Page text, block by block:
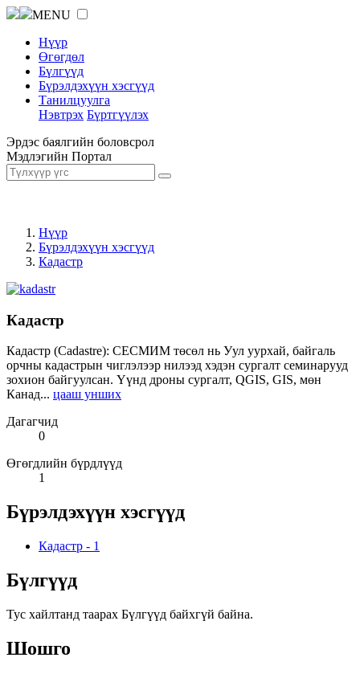
MENU
Нүүр
Өгөгдөл
Бүлгүүд
Бүрэлдэхүүн хэсгүүд
Танилцуулга
Нэвтрэх Бүртгүүлэх
Эрдэс баялгийн боловсрол
Мэдлэгийн Портал
Нүүр
Бүрэлдэхүүн хэсгүүд
Кадастр
Кадастр
Кадастр (Cadastre): СЕСМИМ төсөл нь Уул уурхай, байгаль
орчны кадастрын чиглэлээр нилээд хэдэн сургалт семинарууд
зохион байгуулсан. Үүнд дроны сургалт, QGIS, GIS, мөн
Канад... цааш унших
Дагагчид
0
Өгөгдлийн бүрдлүүд
1
Бүрэлдэхүүн хэсгүүд
Кадастр - 1
Бүлгүүд
Тус хайлтанд таарах Бүлгүүд байхгүй байна.
Шошго